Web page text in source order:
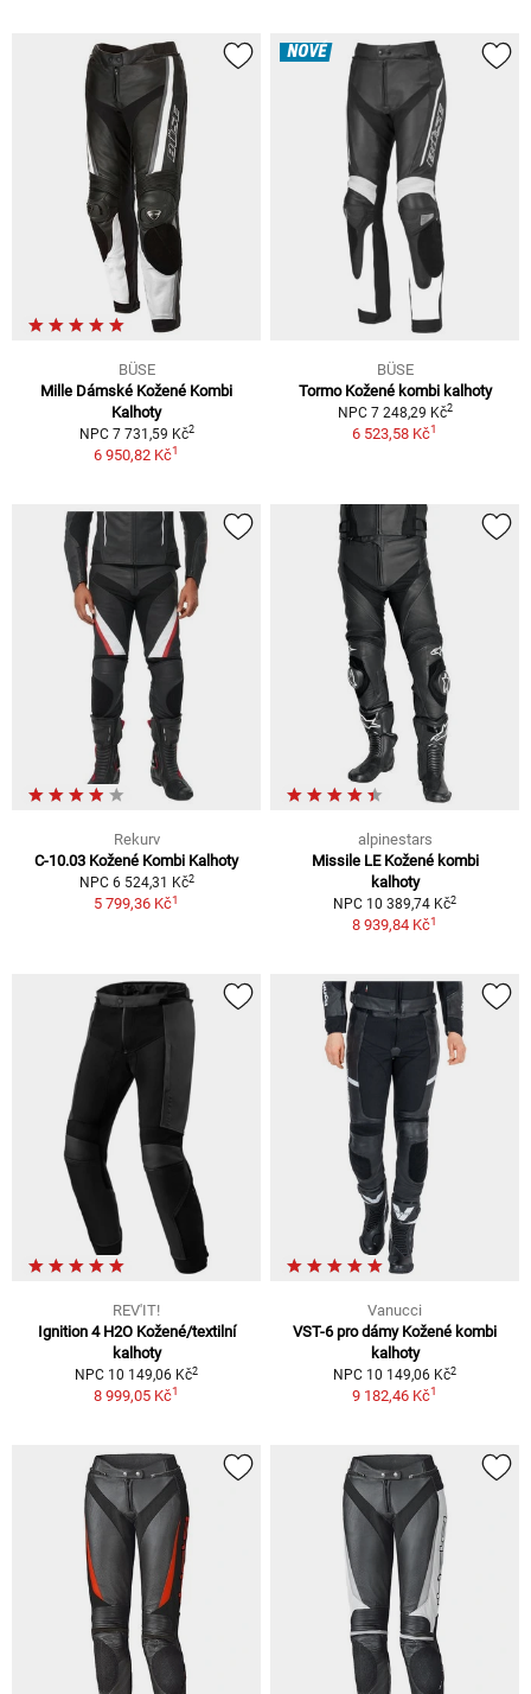
BÜSE
Mille Dámské Kožené Kombi
Kalhoty
NPC 7 731,59 Kč2
6 950,82 Kč1
NOVÉ
BÜSE
Tormo Kožené kombi kalhoty
NPC 7 248,29 Kč2
6 523,58 Kč1
Rekurv
C-10.03 Kožené Kombi Kalhoty
NPC 6 524,31 Kč2
5 799,36 Kč1
alpinestars
Missile LE Kožené kombi
kalhoty
NPC 10 389,74 Kč2
8 939,84 Kč1
REV'IT!
Ignition 4 H2O Kožené/textilní
kalhoty
NPC 10 149,06 Kč2
8 999,05 Kč1
Vanucci
VST-6 pro dámy Kožené kombi
kalhoty
NPC 10 149,06 Kč2
9 182,46 Kč1